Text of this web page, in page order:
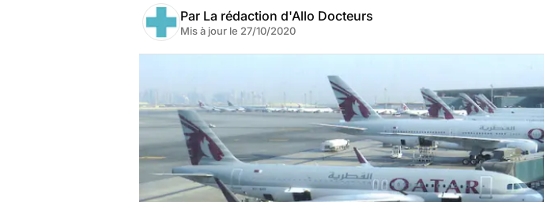
Par La rédaction d'Allo Docteurs
Mis à jour le 27/10/2020